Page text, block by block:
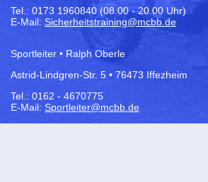
Tel.: 0173 1960840 (08.00 - 20.00 Uhr)
E-Mail: Sicherheitstraining@mcbb.de
Sportleiter • Ralph Oberle
Astrid-Lindgren-Str. 5 • 76473 Iffezheim
Tel.: 0162 - 4670775
E-Mail: Sportleiter@mcbb.de